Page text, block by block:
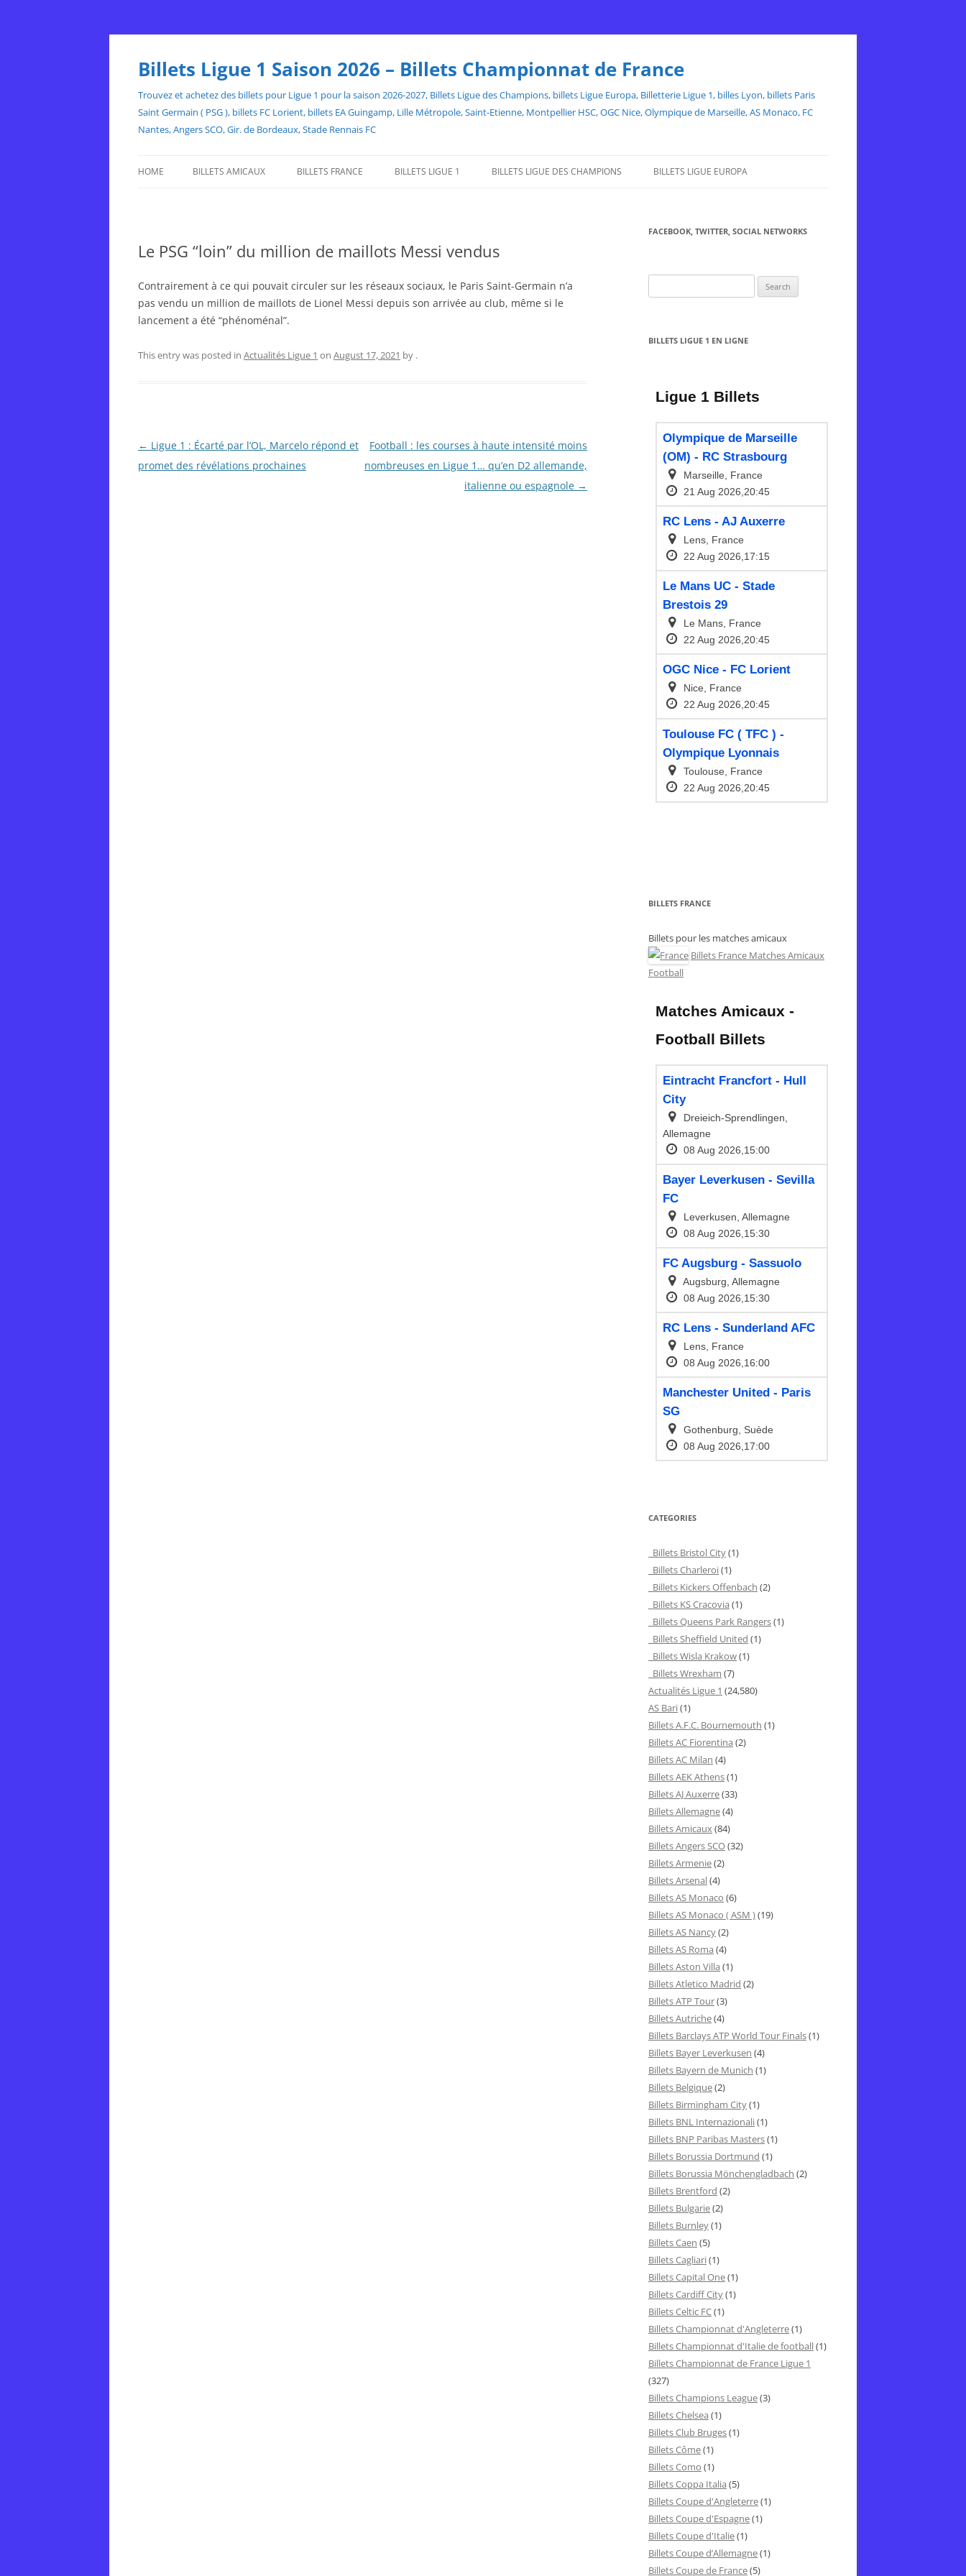
Skip
content
Billets Ligue 1 Saison 2026 – Billets Championnat de France
Trouvez et achetez des billets pour Ligue 1 pour la saison 2026-2027, Billets Ligue des Champions, billets Ligue Europa, Billetterie Ligue 1, billes Lyon, billets Paris
Saint Germain ( PSG ), billets FC Lorient, billets EA Guingamp, Lille Métropole, Saint-Etienne, Montpellier HSC, OGC Nice, Olympique de Marseille, AS Monaco, FC
Nantes, Angers SCO, Gir. de Bordeaux, Stade Rennais FC
HOME BILLETS AMICAUX BILLETS FRANCE BILLETS LIGUE 1 BILLETS LIGUE DES CHAMPIONS BILLETS LIGUE EUROPA
Le PSG “loin” du million de maillots Messi vendus
Contrairement à ce qui pouvait circuler sur les réseaux sociaux, le Paris Saint-Germain n’a
pas vendu un million de maillots de Lionel Messi depuis son arrivée au club, même si le
lancement a été “phénoménal”.
This entry was posted in Actualités Ligue 1 on August 17, 2021 by .
Post
navigation
← Ligue 1 : Écarté par l’OL, Marcelo répond et
promet des révélations prochaines
Football : les courses à haute intensité moins
nombreuses en Ligue 1… qu’en D2 allemande,
italienne ou espagnole →
FACEBOOK, TWITTER, SOCIAL NETWORKS
for:
BILLETS LIGUE 1 EN LIGNE
BILLETS FRANCE
Billets pour les matches amicaux
Billets France Matches Amicaux
Football
CATEGORIES
Billets Bristol City(1)
Billets Charleroi(1)
Billets Kickers Offenbach (2)
Billets KS Cracovia (1)
Billets Queens Park Rangers(1)
Billets Sheffield United (1)
Billets Wisla Krakow(1)
Billets Wrexham (7)
Actualités Ligue 1 (24,580)
AS Bari(1)
Billets A.F.C. Bournemouth (1)
Billets AC Fiorentina (2)
Billets AC Milan (4)
Billets AEK Athens(1)
Billets AJ Auxerre(33)
Billets Allemagne(4)
Billets Amicaux(84)
Billets Angers SCO(32)
Billets Armenie(2)
Billets Arsenal(4)
Billets AS Monaco (6)
Billets AS Monaco ( ASM )(19)
Billets AS Nancy(2)
Billets AS Roma (4)
Billets Aston Villa (1)
Billets Atletico Madrid (2)
Billets ATP Tour(3)
Billets Autriche(4)
Billets Barclays ATP World Tour Finals(1)
Billets Bayer Leverkusen (4)
Billets Bayern de Munich (1)
Billets Belgique(2)
Billets Birmingham City(1)
Billets BNL Internazionali(1)
Billets BNP Paribas Masters(1)
Billets Borussia Dortmund (1)
Billets Borussia Mönchengladbach (2)
Billets Brentford (2)
Billets Bulgarie(2)
Billets Burnley(1)
Billets Caen (5)
Billets Cagliari(1)
Billets Capital One(1)
Billets Cardiff City(1)
Billets Celtic FC(1)
Billets Championnat d'Angleterre(1)
Billets Championnat d'Italie de football(1)
Billets Championnat de France Ligue 1
(327)
Billets Champions League(3)
Billets Chelsea (1)
Billets Club Bruges(1)
Billets Côme(1)
Billets Como (1)
Billets Coppa Italia (5)
Billets Coupe d'Angleterre(1)
Billets Coupe d'Espagne(1)
Billets Coupe d'Italie(1)
Billets Coupe d’Allemagne(1)
Billets Coupe de France(5)